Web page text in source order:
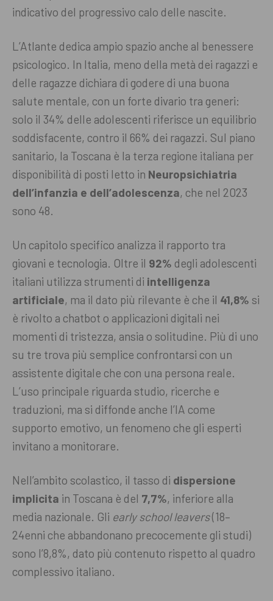
indicativo del progressivo calo delle nascite.
L’Atlante dedica ampio spazio anche al benessere
psicologico. In Italia, meno della metà dei ragazzi e
delle ragazze dichiara di godere di una buona
salute mentale, con un forte divario tra generi:
solo il 34% delle adolescenti riferisce un equilibrio
soddisfacente, contro il 66% dei ragazzi. Sul piano
sanitario, la Toscana è la terza regione italiana per
disponibilità di posti letto in Neuropsichiatria
dell’infanzia e dell’adolescenza, che nel 2023
sono 48.
Un capitolo specifico analizza il rapporto tra
giovani e tecnologia. Oltre il 92% degli adolescenti
italiani utilizza strumenti di intelligenza
artificiale, ma il dato più rilevante è che il 41,8% si
è rivolto a chatbot o applicazioni digitali nei
momenti di tristezza, ansia o solitudine. Più di uno
su tre trova più semplice confrontarsi con un
assistente digitale che con una persona reale.
L’uso principale riguarda studio, ricerche e
traduzioni, ma si diffonde anche l’IA come
supporto emotivo, un fenomeno che gli esperti
invitano a monitorare.
Nell’ambito scolastico, il tasso di dispersione
implicita in Toscana è del 7,7%, inferiore alla
media nazionale. Gli early school leavers(18–
24enni che abbandonano precocemente gli studi)
sono l’8,8%, dato più contenuto rispetto al quadro
complessivo italiano.